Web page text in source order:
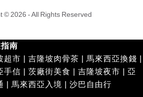
© 2026 - All Rights Reserved
南
超市 吉隆坡肉骨茶 馬來西亞換錢
手信 茨廠街美食 吉隆坡夜市
亞
馬來西亞入境 沙巴自由行